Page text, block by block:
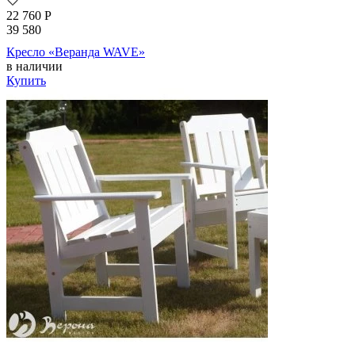
22 760 Р
39 580
Кресло «Веранда WAVE»
в наличии
Купить